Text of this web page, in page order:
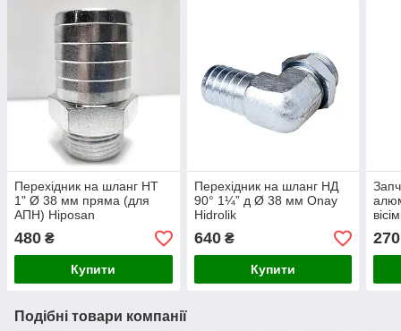
Перехідник на шланг НТ
1" Ø 38 мм пряма (для
АПН) Hiposan
480 ₴
Купити
Перехідник на шланг НД
90° 1¼” д Ø 38 мм Onay
Hidrolik
640₴
Купити
270
Подібні товари компанії